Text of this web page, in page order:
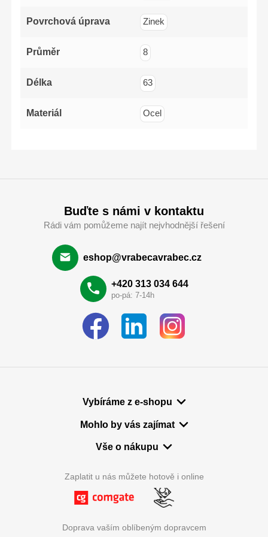
Povrchová úprava Zinek
Průměr 8
Délka 63
Materiál Ocel
Buďte s námi v kontaktu
Rádi vám pomůžeme najít nejvhodnější řešení
eshop@vrabecavrabec.cz
+420 313 034 644
po-pá: 7-14h
Vybíráme z e-shopu
Mohlo by vás zajímat
Vše o nákupu
Zaplatit u nás můžete hotově i online
Doprava vaším oblíbeným dopravcem